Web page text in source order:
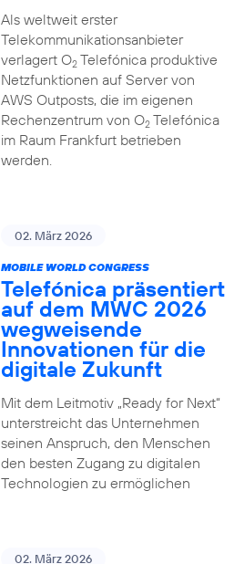
Als weltweit erster
Telekommunikationsanbieter
verlagert O2Telefónica produktive
Netzfunktionen auf Server von
AWS Outposts, die im eigenen
Rechenzentrum von O2Telefónica
im Raum Frankfurt betrieben
werden.
02. März 2026
MOBILE WORLD CONGRESS
Telefónica präsentiert
auf dem MWC 2026
wegweisende
Innovationen für die
digitale Zukunft
Mit dem Leitmotiv „Ready for Next“
unterstreicht das Unternehmen
seinen Anspruch, den Menschen
den besten Zugang zu digitalen
Technologien zu ermöglichen
02. März 2026